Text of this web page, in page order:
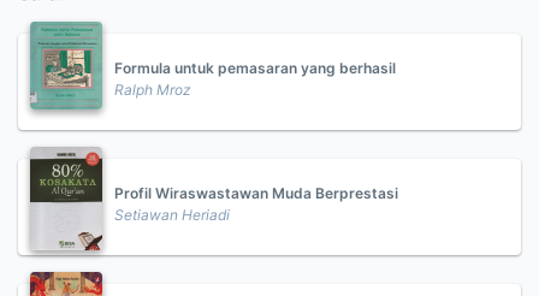
Formula untuk pemasaran yang berhasil
Ralph Mroz
Profil Wiraswastawan Muda Berprestasi
Setiawan Heriadi